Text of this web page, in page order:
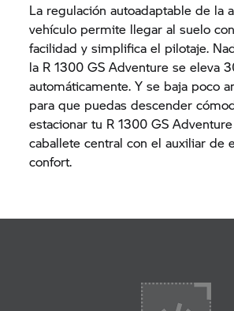
La regulación autoadaptable de la
vehículo permite llegar al suelo
facilidad y simplifica el pilotaje.
la R 1300 GS Adventure se eleva
automáticamente. Y se baja poco
para que puedas descender
estacionar tu R 1300 GS
caballete central con el auxiliar de
confort.